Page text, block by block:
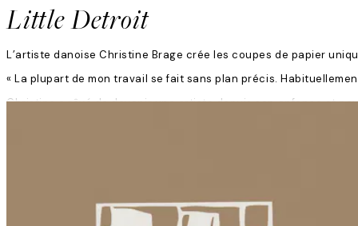
Little Detroit
L’artiste danoise Christine Brage crée les coupes de papier
« La plupart de mon travail se fait sans plan précis.
Christine a rêvé de devenir une artiste depuis son enfance et